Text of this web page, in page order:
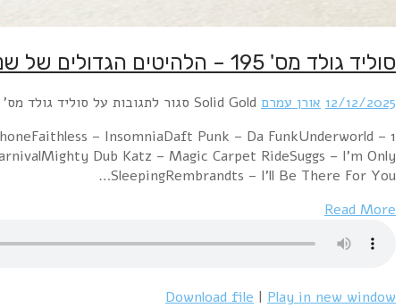
סוליד גולד מס' 195 – הלהיטים הגדולים של שנת 1995
12/12/2025 אורן עמרם Solid Gold סגור לתגובות על סוליד גולד מס' 195 – הלהיטים הגדולים של שנת 1995
– InsomniaDaft Punk – Da FunkUnderworld –
Dub Katz – Magic Carpet RideSuggs – I'm Only
SleepingRembrandts – I'll Be There For You…
Read More
Download file | Play in new window